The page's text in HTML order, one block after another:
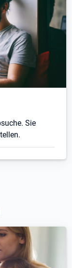
Sie